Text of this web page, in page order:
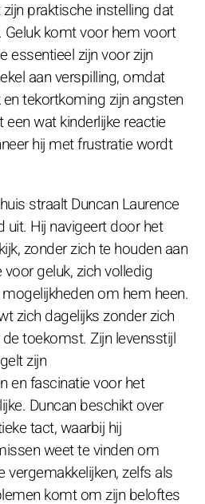
praktische instelling dat
Geluk komt voor hem voort
essentieel zijn voor zijn
aan verspilling, omdat
tekortkoming zijn angsten
wat kinderlijke reactie
hij met frustratie wordt
straalt Duncan Laurence
uit. Hij navigeert door het
zonder zich te houden aan
geluk, zich volledig
om hem heen.
zich dagelijks zonder zich
toekomst. Zijn levensstijl
zijn
en fascinatie voor het
Duncan beschikt over
tact, waarbij hij
weet te vinden om
zelfs als
komt om zijn beloftes